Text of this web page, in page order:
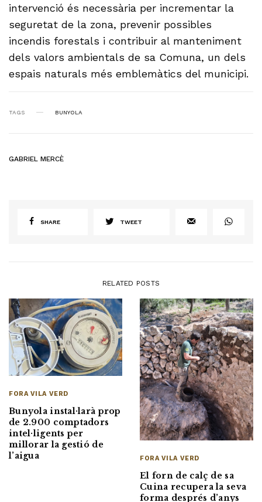
intervenció és necessària per incrementar la
seguretat de la zona, prevenir possibles
incendis forestals i contribuir al manteniment
dels valors ambientals de sa Comuna, un dels
espais naturals més emblemàtics del municipi.
TAGS BUNYOLA
GABRIEL MERCÈ
SHARE TWEET
RELATED POSTS
FORA VILA VERD
Bunyola instal·larà prop
de 2.900 comptadors
intel·ligents per
millorar la gestió de
l’aigua
FORA VILA VERD
El forn de calç de sa
Cuina recupera la seva
forma després d’anys